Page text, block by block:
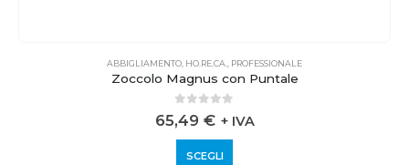
ABBIGLIAMENTO HO.RE.CA. PROFESSIONALE
Zoccolo Magnus con Puntale
0out of 5
65,49 € + IVA
SCEGLI